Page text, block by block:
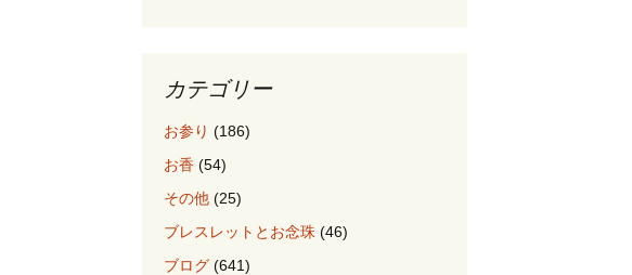
カテゴリー
お参り (186)
お香 (54)
その他 (25)
ブレスレットとお念珠 (46)
ブログ (641)